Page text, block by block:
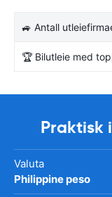
🚙 Antall
🏆 Bilutleie med
Praktisk
Valuta
Philippine peso